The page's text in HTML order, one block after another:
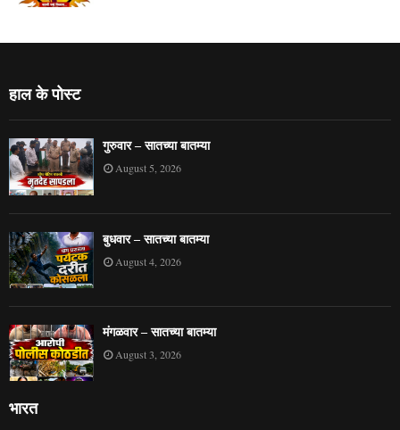
हाल के पोस्ट
गुरुवार – सातच्या बातम्या
August 5, 2026
बुधवार – सातच्या बातम्या
August 4, 2026
मंगळवार – सातच्या बातम्या
August 3, 2026
भारत